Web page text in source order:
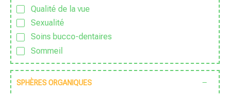
Sauvage
Traditionnel
Vegan
Végétarien
Zéro déchet
Qualité de la vue
Sexualité
Soins bucco-dentaires
Sommeil
Sport & Vitalité
Stress
SPHÈRES ORGANIQUES